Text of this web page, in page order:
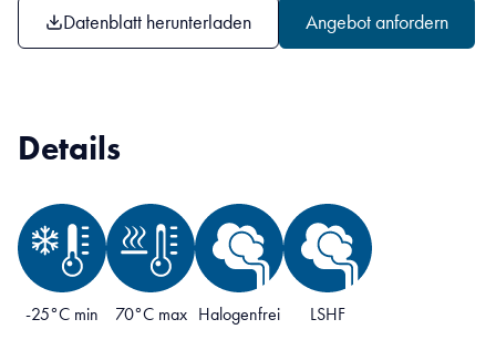
Datenblatt herunterladen Angebot anfordern
Details
-25°C min 70°C max Halogenfrei LSHF